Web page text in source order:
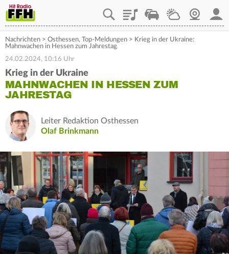
PlaylistStaupilotWetterWebcam
Nachrichten > Osthessen, Top-Meldungen > Krieg in der Ukraine:
Mahnwachen in Hessen zum Jahrestag
24.02.2024, 10:16 Uhr
Krieg in der Ukraine
MAHNWACHEN IN HESSEN ZUM
JAHRESTAG
Leiter Redaktion Osthessen
Olaf Brinkmann